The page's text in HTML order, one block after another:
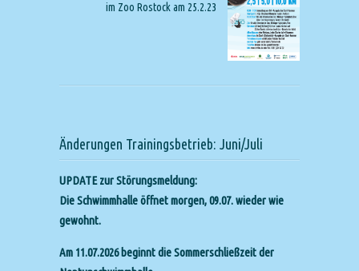
im Zoo Rostock am 25.2.23
Änderungen Trainingsbetrieb: Juni/Juli
UPDATE zur Störungsmeldung:
Die Schwimmhalle öffnet morgen, 09.07. wieder wie
gewohnt.
Am 11.07.2026 beginnt die Sommerschließzeit der